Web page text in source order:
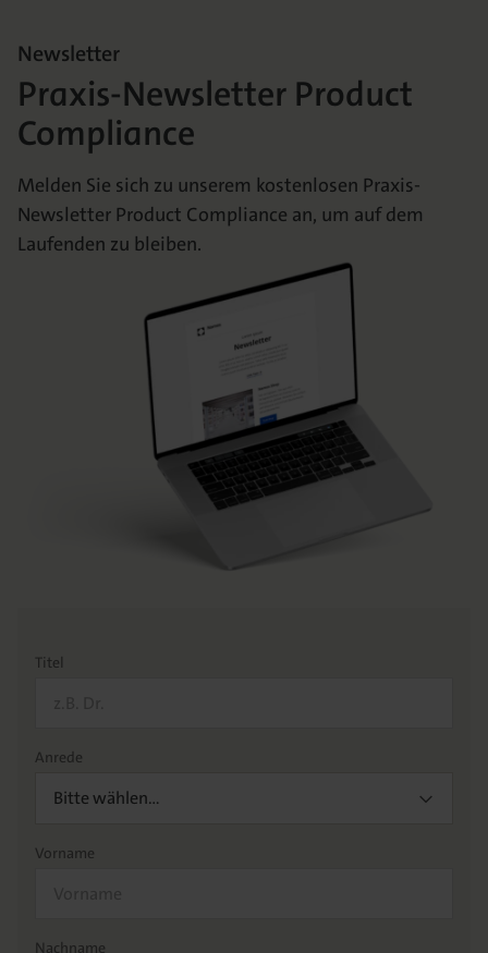
Newsletter
Praxis-Newsletter Product
Compliance
Melden Sie sich zu unserem kostenlosen Praxis-
Newsletter Product Compliance an, um auf dem
Laufenden zu bleiben.
Titel
Anrede
Bitte wählen…
Vorname
Nachname